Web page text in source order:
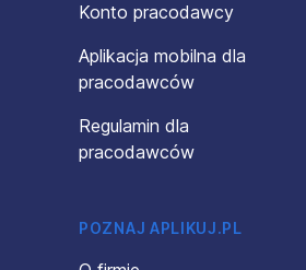
Konto pracodawcy
Aplikacja mobilna dla
pracodawców
Regulamin dla
pracodawców
POZNAJ APLIKUJ.PL